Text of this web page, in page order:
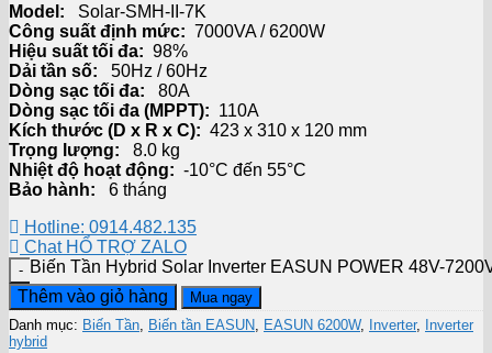
Model:
Solar-SMH-II-7K
Công suất định mức: 7000VA / 6200W
Hiệu suất tối đa: 98%
Dải tần số:
50Hz / 60Hz
Dòng sạc tối đa: 80A
Dòng sạc tối đa (MPPT): 110A
Kích thước (D x R x C): 423 x 310 x 120 mm
Trọng lượng:
8.0 kg
Nhiệt độ hoạt động: -10°C đến 55°C
Bảo hành:
6 tháng
Hotline: 0914.482.135
Chat HỔ TRỢ ZALO
Biến Tần Hybrid Solar Inverter EASUN POWER 48V-
Thêm vào giỏ hàng
Mua ngay
Danh mục: Biến Tần Biến tần EASUN EASUN 6200W, Inverter,
Inverter
hybrid